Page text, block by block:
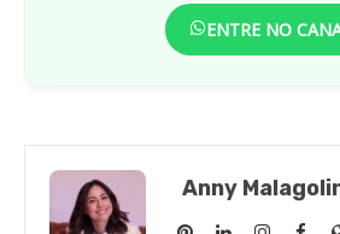
ENTRE NO
Anny